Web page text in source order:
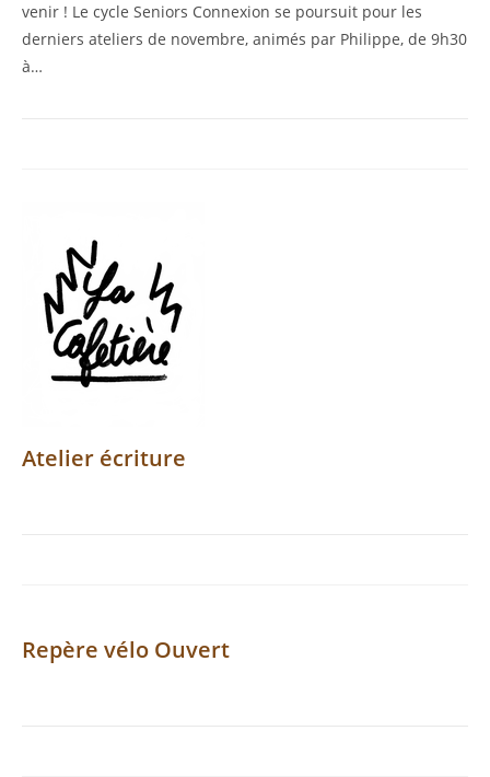
venir ! Le cycle Seniors Connexion se poursuit pour les
derniers ateliers de novembre, animés par Philippe, de 9h30
à…
Atelier écriture
Repère vélo Ouvert